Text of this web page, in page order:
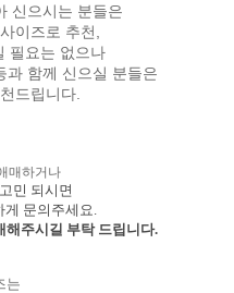
신으시는 분들은
이즈로 추천,
필요는 없으나
과 함께 신으실 분들은
드립니다.
매하거나
민 되시면
문의주세요.
해주시길 부탁 드립니다.
는